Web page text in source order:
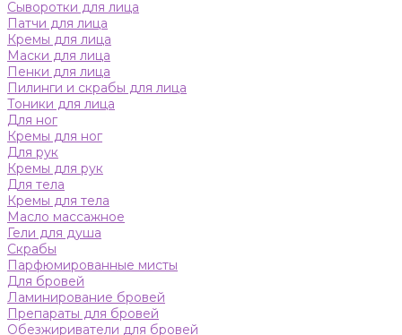
Сыворотки для лица
Патчи для лица
Кремы для лица
Маски для лица
Пенки для лица
Пилинги и скрабы для лица
Тоники для лица
Для ног
Кремы для ног
Для рук
Кремы для рук
Для тела
Кремы для тела
Масло массажное
Гели для душа
Скрабы
Парфюмированные мисты
Для бровей
Ламинирование бровей
Препараты для бровей
Обезжириватели для бровей